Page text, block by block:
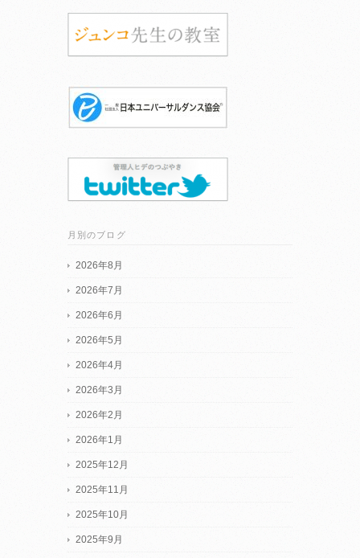
月別のブログ
2026年8月
2026年7月
2026年6月
2026年5月
2026年4月
2026年3月
2026年2月
2026年1月
2025年12月
2025年11月
2025年10月
2025年9月